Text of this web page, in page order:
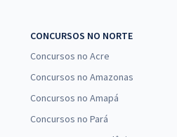
CONCURSOS NO NORTE
Concursos no Acre
Concursos no Amazonas
Concursos no Amapá
Concursos no Pará